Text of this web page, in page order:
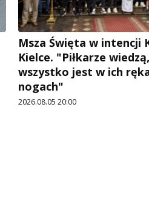
Msza Święta w intencji
Kielce. "Piłkarze
wszystko jest w ich
nogach"
2026.08.05 20:00